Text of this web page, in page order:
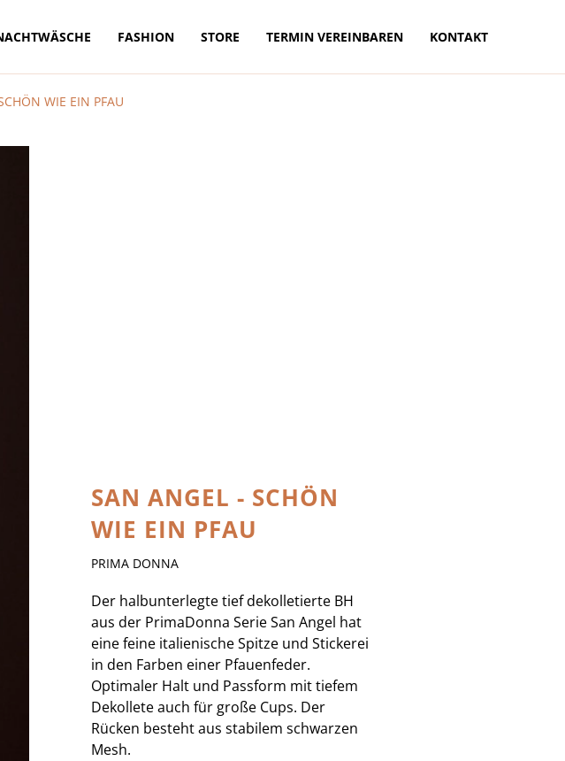
FASHION STORE TERMIN VEREINBAREN KONTAKT
WIE EIN PFAU
SAN ANGEL - SCHÖN
WIE EIN PFAU
PRIMA DONNA
Der halbunterlegte tief dekolletierte BH
aus der PrimaDonna Serie San Angel hat
eine feine italienische Spitze und Stickerei
in den Farben einer Pfauenfeder.
Optimaler Halt und Passform mit tiefem
Dekollete auch für große Cups. Der
Rücken besteht aus stabilem schwarzen
Mesh.